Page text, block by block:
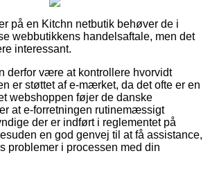
på en Kitchn netbutik behøver de i
webbutikkens handelsaftale, men det
interessant.
derfor være at kontrollere hvorvidt
er støttet af e-mærket, da det ofte er en
webshoppen føjer de danske
at e-forretningen rutinemæssigt
der er indført i reglementet på
en god genvej til at få assistance,
problemer i processen med din